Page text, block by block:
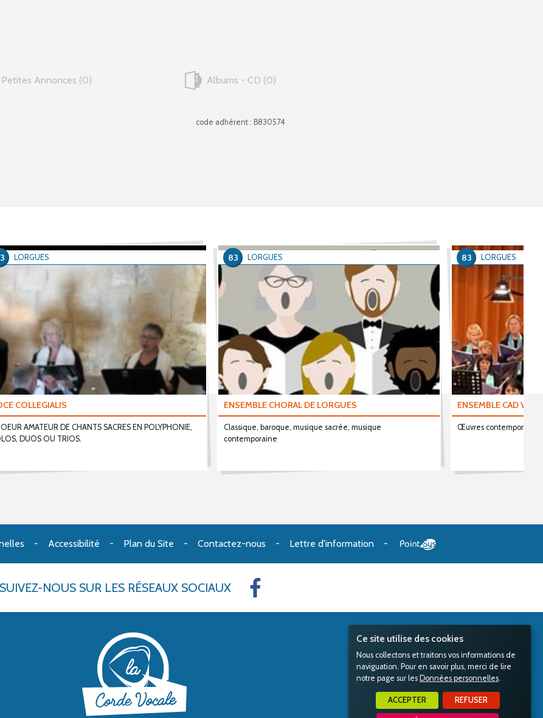
Ce site utilise des cookies
Nous collectons et traitons vos informations de
naviguation. Pour en savoir plus, merci de lire
notre page sur les Données personnelles.
ACCEPTER REFUSER
Petites Annonces 0 Albums - CD 0
code adhérent : B830574
COLLEGIALIS
AMATEUR DE CHANTS SACRES EN POLYPHONIE,
DUOS OU TRIOS.
LORGUES
ENSEMBLE CHORAL DE LORGUES
Classique, baroque, musique sacrée, musique
contemporaine
LORGUES
83
ENSEMBLE CAD
Œuvres contemporaines
LORGUES
83
Accessibilité Plan du Site Contactez-nous Lettre d'information
SUIVEZ-NOUS SUR LES RÉSEAUX SOCIAUX